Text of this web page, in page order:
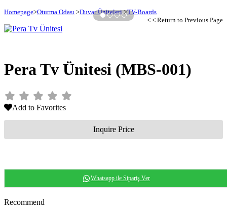
Homepage>Oturma Odası >Duvar Üniteleri>TV-Boards
< < Return to Previous Page
›
Pera Tv Ünitesi (MBS-001)
Add to Favorites
Inquire Price
Whatsapp ile Sipariş Ver
Recommend